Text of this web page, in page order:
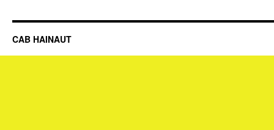
CAB HAINAUT